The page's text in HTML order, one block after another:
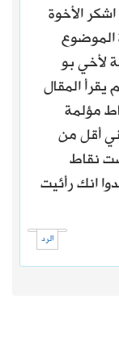
الأخوة
الموضوع
لأخي بو
المقال
مؤلمة
أقل من
نقاط
انك رأئيت
الرد